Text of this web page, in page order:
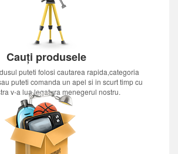
Cauți produsele
puteti folosi cautarea rapida,categoria
puteti comanda un apel si in scurt timp cu
v-a lua legatura menegerul nostru.